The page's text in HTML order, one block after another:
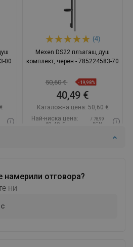
намерили отговора?
ни
00
(4)
Mexen DS22 плъзгащ душ
комплект, черен - 785224583-70
50,60 € -19,98%
40,49 €
Каталожна цена: 50,60 €
Най-ниска цена:
40,49 €
/ 78,99
BGN
favorite_border
Сравнете